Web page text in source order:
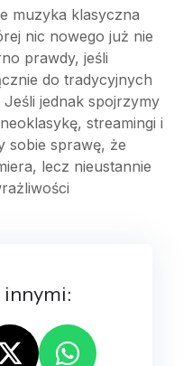
muzyka klasyczna
nic nowego już nie
prawdy, jeśli
do tradycyjnych
jednak spojrzymy
streamingi i
sobie sprawę, że
lecz nieustannie
innymi: